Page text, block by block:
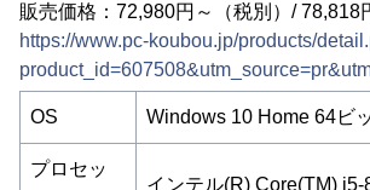
販売価格：72,980円～（税別）/ 78,818
https://www.pc-koubou.jp/products/
OS Windows 10 Home 64ビ
プロセッ
インテル(R) Core(TM) i5-